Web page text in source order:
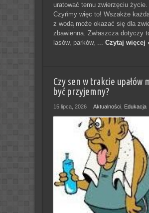
uratować temu zwierzęciu życie.
Czyńmy więc to! Wszakże
z wodą może okazać się dla
zbawienna. Zwłaszcza dotyczy to
lasów, parków, ... Czytaj więcej
Czy sen w trakcie upałów
być przyjemny?
15 lipca, 2026 Aktualności, Edukacja